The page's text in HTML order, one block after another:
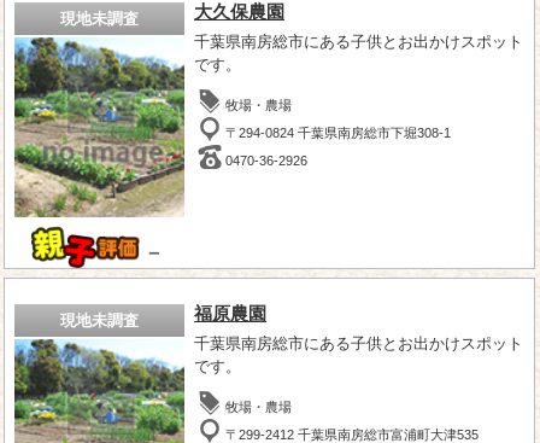
現地未調査
－
大久保農園
千葉県南房総市にある子供とお出かけスポット
です。
牧場・農場
〒294-0824 千葉県南房総市下堀308-1
0470-36-2926
現地未調査 福原農園
千葉県南房総市にある子供とお出かけスポット
です。
牧場・農場
〒299-2412 千葉県南房総市富浦町大津535